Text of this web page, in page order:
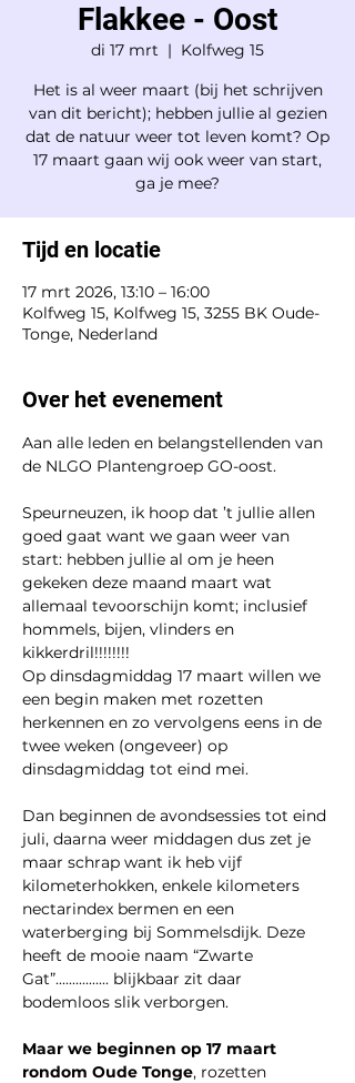
Flakkee - Oost
di 17 mrt
  |
Kolfweg 15
Het is al weer maart (bij het schrijven
van dit bericht); hebben jullie al gezien
dat de natuur weer tot leven komt? Op
17 maart gaan wij ook weer van start,
ga je mee?
Tijd en locatie
17 mrt 2026, 13:10 – 16:00
Kolfweg 15, Kolfweg 15, 3255 BK Oude-
Tonge, Nederland
Over het evenement
Aan alle leden en belangstellenden van
de NLGO Plantengroep GO-oost.
Speurneuzen, ik hoop dat ’t jullie allen
goed gaat want we gaan weer van
start: hebben jullie al om je heen
gekeken deze maand maart wat
allemaal tevoorschijn komt; inclusief
hommels, bijen, vlinders en
kikkerdril!!!!!!!!
Op dinsdagmiddag 17 maart willen we
een begin maken met rozetten
herkennen en zo vervolgens eens in de
twee weken (ongeveer) op
dinsdagmiddag tot eind mei.
Dan beginnen de avondsessies tot eind
juli, daarna weer middagen dus zet je
maar schrap want ik heb vijf
kilometerhokken, enkele kilometers
nectarindex bermen en een
waterberging bij Sommelsdijk. Deze
heeft de mooie naam “Zwarte
Gat”................ blijkbaar zit daar
bodemloos slik verborgen.
Maar we beginnen op 17 maart
rondom Oude Tonge, rozetten